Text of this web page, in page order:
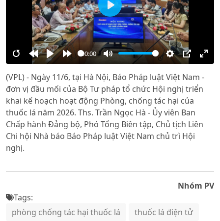
RestartRewind
10s
PlayForward
10s
00:00
Mute Settings
PIP
Play
(VPL) - Ngày 11/6, tại Hà Nội, Báo Pháp luật Việt Nam -
đơn vị đầu mối của Bộ Tư pháp tổ chức Hội nghị triển
khai kế hoạch hoạt động Phòng, chống tác hại của
thuốc lá năm 2026. Ths. Trần Ngọc Hà - Ủy viên Ban
Chấp hành Đảng bộ, Phó Tổng Biên tập, Chủ tịch Liên
Chi hội Nhà báo Báo Pháp luật Việt Nam chủ trì Hội
nghị.
Nhóm PV
Tags:
phòng chống tác hại thuốc lá
thuốc lá điện tử